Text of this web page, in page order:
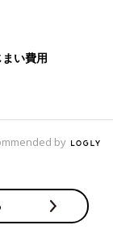
ッグTシャツを
したい日のコー
柄のボトムスと
Tシャツ＆ボ
い費用
by